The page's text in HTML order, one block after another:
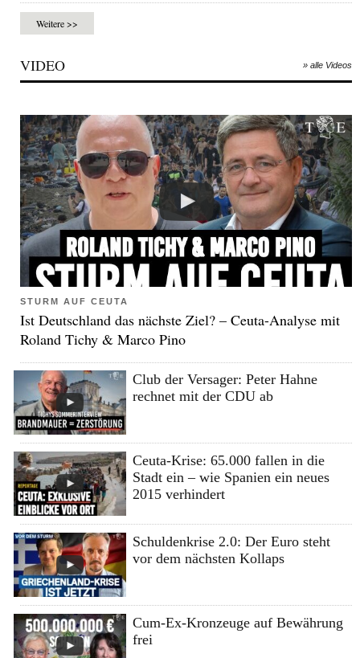
Weitere >>
VIDEO » alle Videos
STURM AUF CEUTA
Ist Deutschland das nächste Ziel? – Ceuta-Analyse mit
Roland Tichy & Marco Pino
Club der Versager: Peter Hahne
rechnet mit der CDU ab
Ceuta-Krise: 65.000 fallen in die
Stadt ein – wie Spanien ein neues
2015 verhindert
Schuldenkrise 2.0: Der Euro steht
vor dem nächsten Kollaps
Cum-Ex-Kronzeuge auf Bewährung
frei